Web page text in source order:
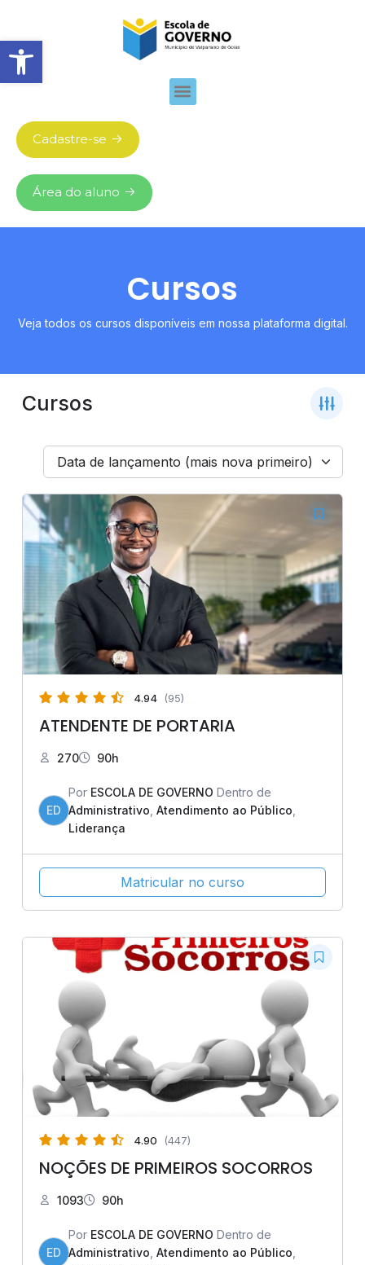
Abrir barra de ferramentas
Cadastre-se
Área do aluno
Cursos
Veja todos os cursos disponíveis em nossa plataforma digital.
Cursos
Data de lançamento (mais nova primeiro)
4.94 (95)
ATENDENTE DE PORTARIA
270 90h
ED
Por ESCOLA DE GOVERNO Dentro de
Administrativo Atendimento ao Público
Liderança
Matricular no curso
4.90 (447)
NOÇÕES DE PRIMEIROS SOCORROS
1093 90h
ED
Por ESCOLA DE GOVERNO Dentro de
Administrativo Atendimento ao Público